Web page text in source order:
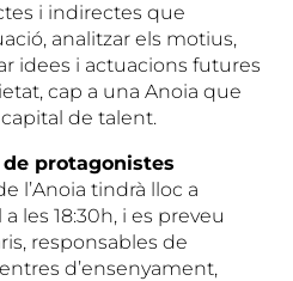
i indirectes que
analitzar els motius,
idees i actuacions futures
cap a una Anoia que
de talent.
protagonistes
l’Anoia tindrà lloc a
a les 18:30h, i es preveu
responsables de
d’ensenyament,